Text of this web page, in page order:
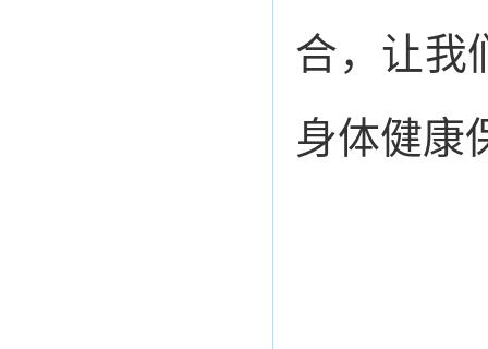
合，让我
身体健康